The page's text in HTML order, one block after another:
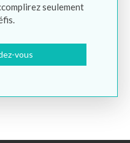
seulement
vous